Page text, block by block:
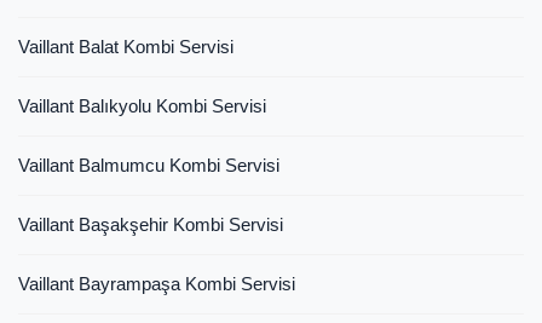
Vaillant Balat Kombi Servisi
Vaillant Balıkyolu Kombi Servisi
Vaillant Balmumcu Kombi Servisi
Vaillant Başakşehir Kombi Servisi
Vaillant Bayrampaşa Kombi Servisi